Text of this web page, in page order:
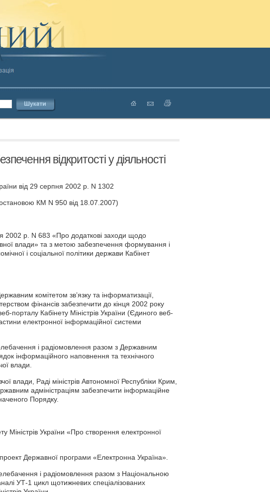
відкритості у діяльності
від 29 серпня 2002 р. N 1302
КМ N 950 від 18.07.2007)
2002 р. N 683 «Про додаткові заходи щодо
влади» та з метою забезпечення формування і
і соціальної політики держави Кабінет
комітетом зв’язку та інформатизації,
фінансів забезпечити до кінця 2002 року
порталу Кабінету Міністрів України (Єдиного веб-
електронної інформаційної системи
і радіомовлення разом з Державним
інформаційного наповнення та технічного
влади.
влади, Раді міністрів Автономної Республіки Крим,
адміністраціям забезпечити інформаційне
Порядку.
Міністрів України «Про створення електронної
проект Державної програми «Електронна Україна».
і радіомовлення разом з Національною
УТ-1 цикл щотижневих спеціалізованих